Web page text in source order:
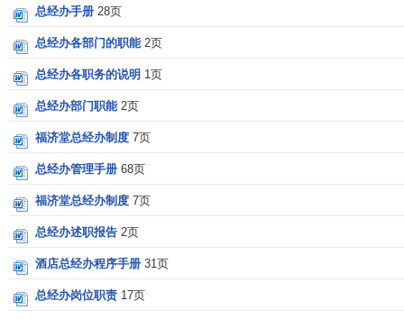
业本身的
件，重大活动过程中形成的文件资料，各部门(单位)贯彻总经
理决策的情况和反映，经营过程中各方面的动态、情报资料
等等，都在总经办汇集和综合，并且发挥出
效应。
总经办的中心地位，还体现在总经办工作的多向性上，
总经办的工作是多方面基础工作的综合，总经办的各项专业
管理都通过纵横交叉的网络，与企业内外各种渠道发生相应
了解员工所属部门的情况，还要通过本部门人事单位掌握申
诉员工的相关资料，然后再接受员工的申诉处理。所以说，
整个总经办在多向性多渠道的立体交叉的管理网络中居于中
心的位置。
总经办手册 28页
总经办各部门的职能 2页
总经办各职务的说明 1页
总经办部门职能 2页
福济堂总经办制度 7页
总经办管理手册 68页
福济堂总经办制度 7页
总经办述职报告 2页
酒店总经办程序手册 31页
总经办岗位职责 17页